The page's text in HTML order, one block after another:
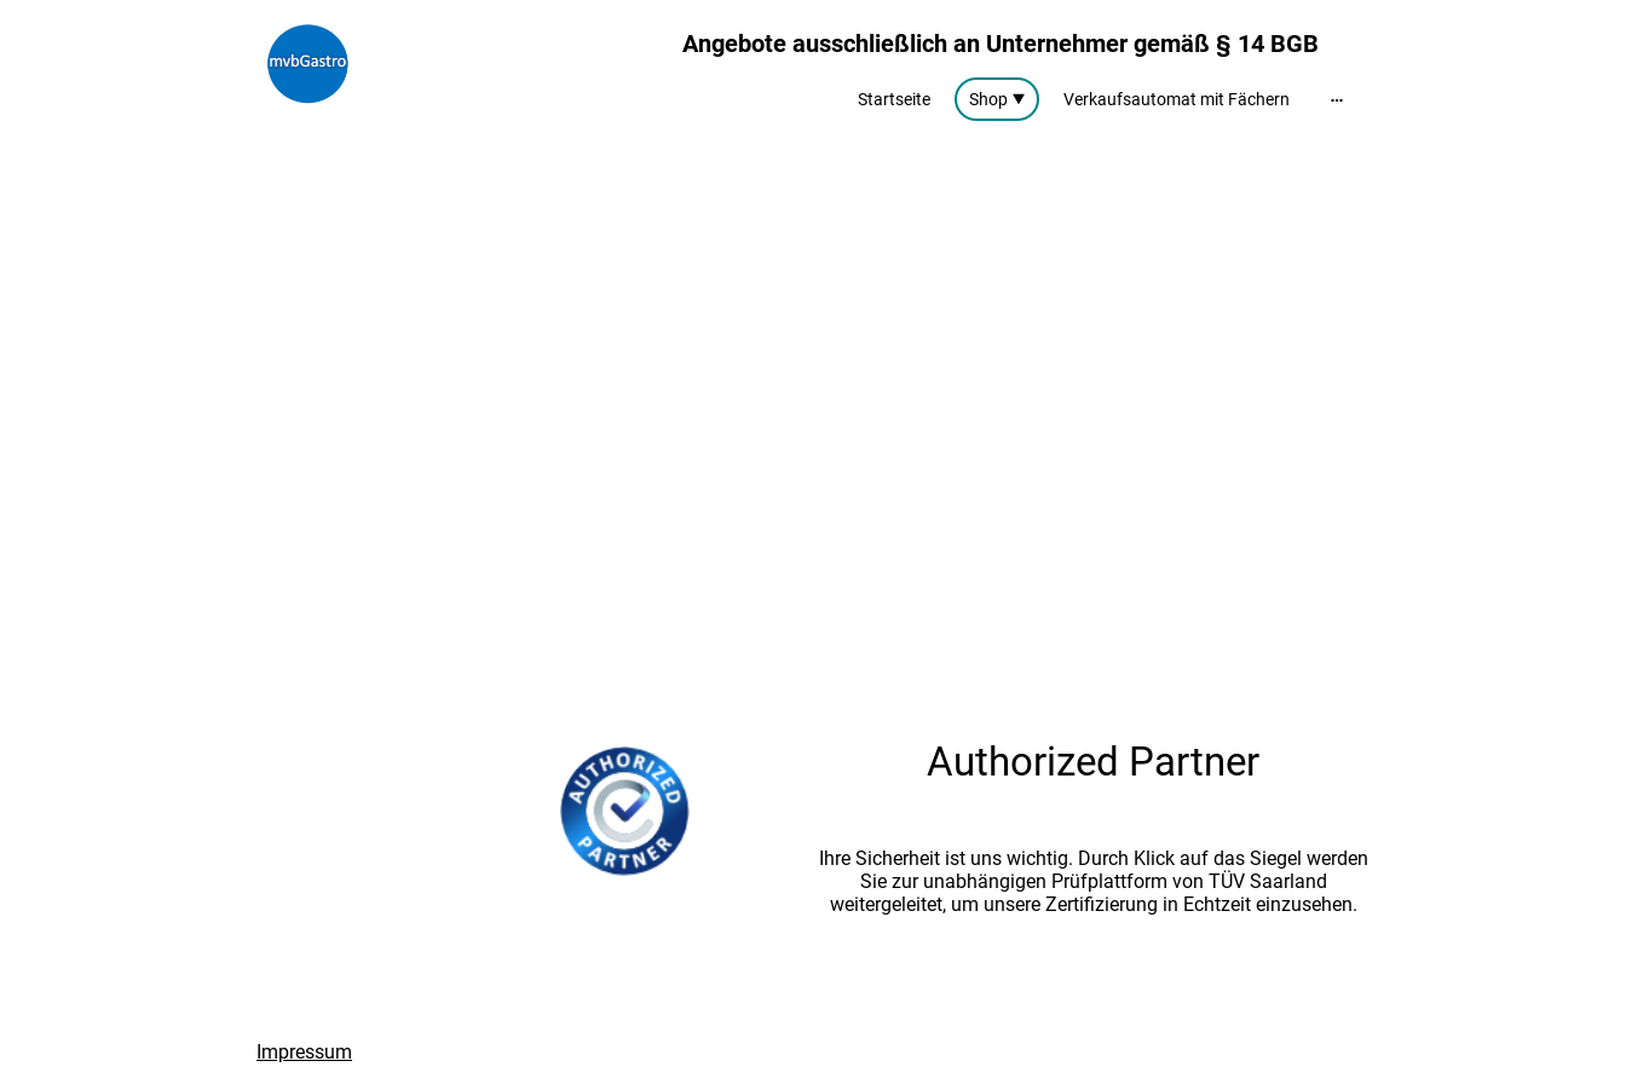
Angebote ausschließlich an Unternehmer gemäß § 14 BGB
Startseite Shop Verkaufsautomat mit Fächern
Authorized Partner
Ihre Sicherheit ist uns wichtig. Durch Klick auf das Siegel werden
Sie zur unabhängigen Prüfplattform von TÜV Saarland
weitergeleitet, um unsere Zertifizierung in Echtzeit einzusehen.
Impressum